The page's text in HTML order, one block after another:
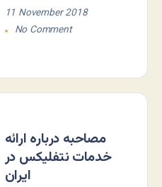
11 November 2018
No Comment
مصاحبه درباره ارائه
خدمات نتفلیکس در
ایران